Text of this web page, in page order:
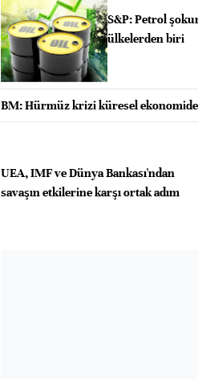
S&P: Petrol
ülkelerden biri
BM: Hürmüz krizi küresel ekonomide
UEA, IMF ve Dünya Bankası'ndan
savaşın etkilerine karşı ortak adım